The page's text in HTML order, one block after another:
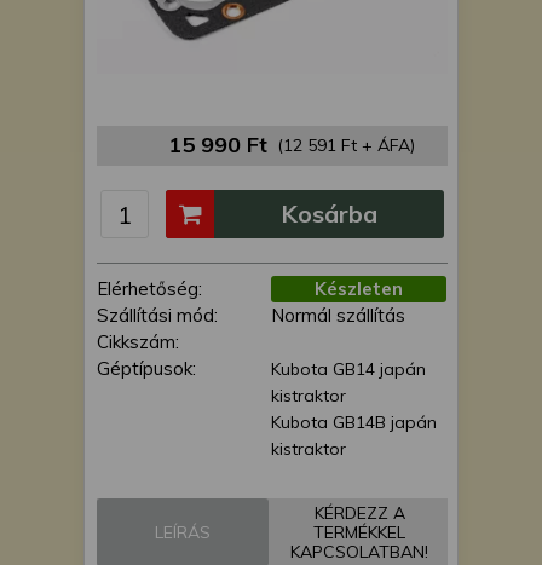
15 990 Ft (12 591 Ft + ÁFA)
Elérhetőség:
Készleten
Szállítási mód:
Normál szállítás
Cikkszám:
Géptípusok:
Kubota GB14 japán
kistraktor
Kubota GB14B japán
kistraktor
Kosárba
LEÍRÁS
KÉRDEZZ A
TERMÉKKEL
KAPCSOLATBAN!
partnereink eszközleolvasásos
módszerrel szerzett pontos geolokációs
és a partnereink a fent leírtak szerint
lehetőségként a hozzájárulás
megadása vagy elutasítása előtt
megváltoztathatja beállításait. Felhívjuk
figyelmét, hogy személyes adatainak
bizonyos kezeléséhez nem feltétlenül
szükséges az Ön hozzájárulása, de
jogában áll tiltakozni az ilyen jellegű
adatkezelés ellen. A beállításai csak erre
a weboldalra érvényesek. Erre a
bármikor megváltoztathatja a
beállításait.